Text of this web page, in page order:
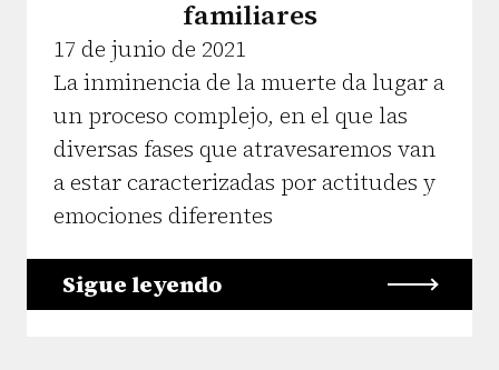
familiares
17 de junio de 2021
La inminencia de la muerte da lugar a
un proceso complejo, en el que las
diversas fases que atravesaremos van
a estar caracterizadas por actitudes y
emociones diferentes
Sigue leyendo